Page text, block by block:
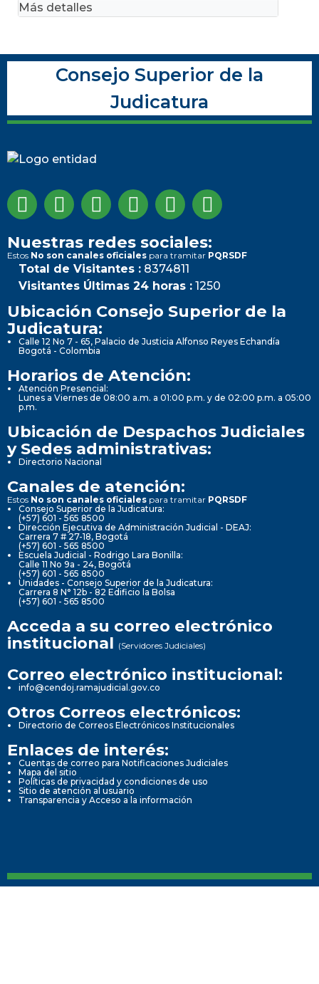
Más detalles
Consejo Superior de la
Judicatura
Nuestras redes sociales:
Estos No son canales oficiales para tramitar PQRSDF
Total de Visitantes : 8374811
Visitantes Últimas 24 horas : 1250
Ubicación Consejo Superior de la
Judicatura:
Calle 12 No 7 - 65, Palacio de Justicia Alfonso Reyes Echandía
Bogotá - Colombia
Horarios de Atención:
Atención Presencial:
Lunes a Viernes de 08:00 a.m. a 01:00 p.m. y de 02:00 p.m. a 05:00
p.m.
Ubicación de Despachos Judiciales
y Sedes administrativas:
Directorio Nacional
Canales de atención:
Estos No son canales oficiales para tramitar PQRSDF
Consejo Superior de la Judicatura:
(+57) 601 - 565 8500
Dirección Ejecutiva de Administración Judicial - DEAJ:
Carrera 7 # 27-18, Bogotá
(+57) 601 - 565 8500
Escuela Judicial - Rodrigo Lara Bonilla:
Calle 11 No 9a - 24, Bogotá
(+57) 601 - 565 8500
Unidades - Consejo Superior de la Judicatura:
Carrera 8 N° 12b - 82 Edificio la Bolsa
(+57) 601 - 565 8500
Acceda a su correo electrónico
institucional (Servidores Judiciales)
Correo electrónico institucional:
info@cendoj.ramajudicial.gov.co
Otros Correos electrónicos:
Directorio de Correos Electrónicos Institucionales
Enlaces de interés:
Cuentas de correo para Notificaciones Judiciales
Mapa del sitio
Políticas de privacidad y condiciones de uso
Sitio de atención al usuario
Transparencia y Acceso a la información